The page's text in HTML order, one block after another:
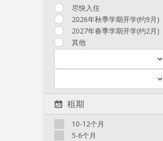
尽快入住
2026年秋季学期开学(约9月)
2027年春季学期开学(约2月)
其他
租期
10-12个月
5-6个月